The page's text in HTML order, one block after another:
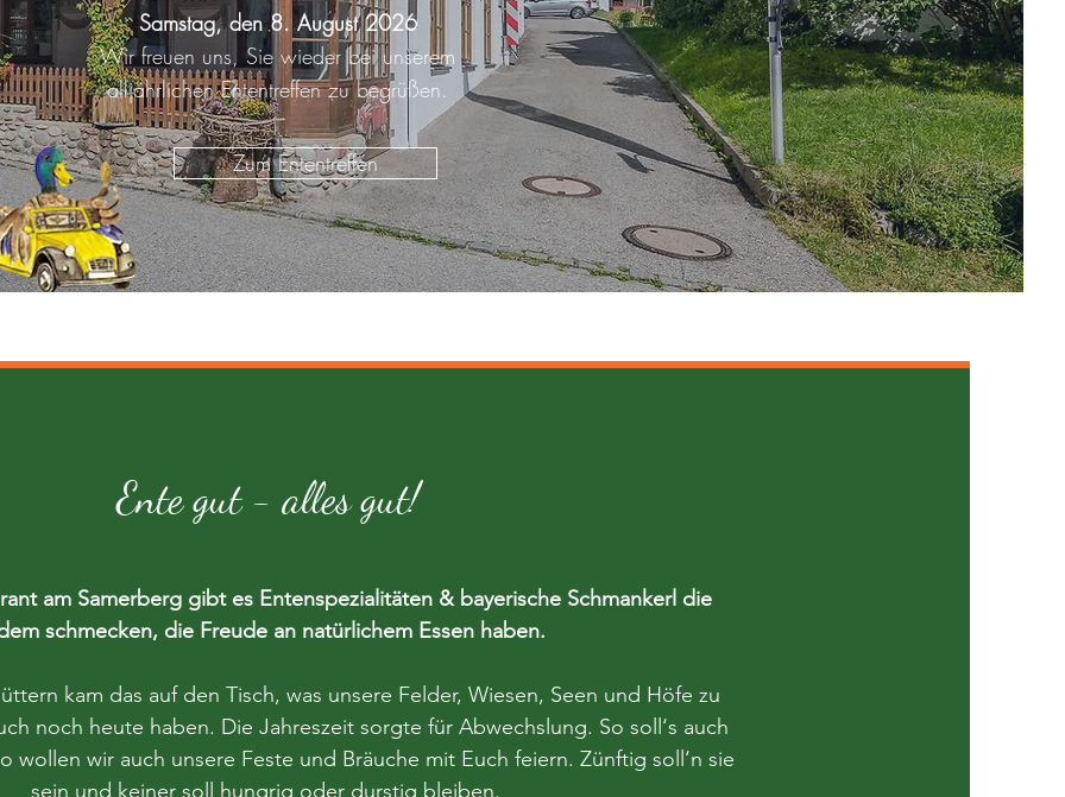
Samstag, den 8. August 2026
Wir freuen uns, Sie wieder bei unserem
alljährlichen Ententreffen zu begrüßen.
Zum Ententreffen
Ente gut - alles gut!
schmecken, die Freude an natürlichem Essen haben.
noch heute haben. Die Jahreszeit sorgte für Abwechslung. So soll‘s auch
wollen wir auch unsere Feste und Bräuche mit Euch feiern. Zünftig soll‘n sie
sein und keiner soll hungrig oder durstig bleiben.
Ente gut - alles gut!
am Samerberg gibt es Entenspezialitäten & bayerische Schmankerl die
schmecken, die Freude an natürlichem Essen haben.
kam das auf den Tisch, was unsere Felder, Wiesen, Seen und Höfe zu
noch heute haben. Die Jahreszeit sorgte für Abwechslung. So soll‘s auch
wollen wir auch unsere Feste und Bräuche mit Euch feiern. Zünftig soll‘n sie
sein und keiner soll hungrig oder durstig bleiben.